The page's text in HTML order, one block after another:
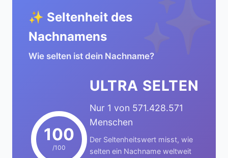
✨
✨ Seltenheit des
Nachnamens
Wie selten ist dein Nachname?
100
/100
ULTRA SELTEN
Nur 1 von 571.428.571
Menschen
Der Seltenheitswert misst, wie
selten ein Nachname weltweit